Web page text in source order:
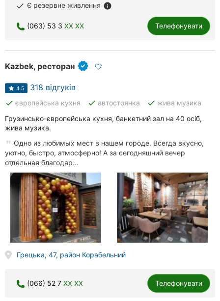
done Є резервне живлення info
(063) 53 3 XX XX Телефонувати
Kazbek, ресторан
4.5 318 відгуків
done європейська кухня done автостоянка done жива музика
Грузинсько-європейська кухня, банкетний зал на 40 осіб,
жива музика.
Одно из любимых мест в нашем городе. Всегда вкусно,
уютно, быстро, атмосферно! А за сегодняшний вечер
отдельная благодар...
Грецька, 47, район Корабельний
(066) 52 7 XX XX Телефонувати